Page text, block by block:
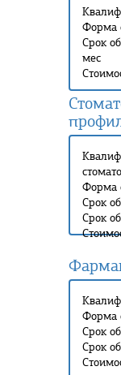
Форма
Срок
мес
Форма
Срок
Срок
Форма
Срок
Срок